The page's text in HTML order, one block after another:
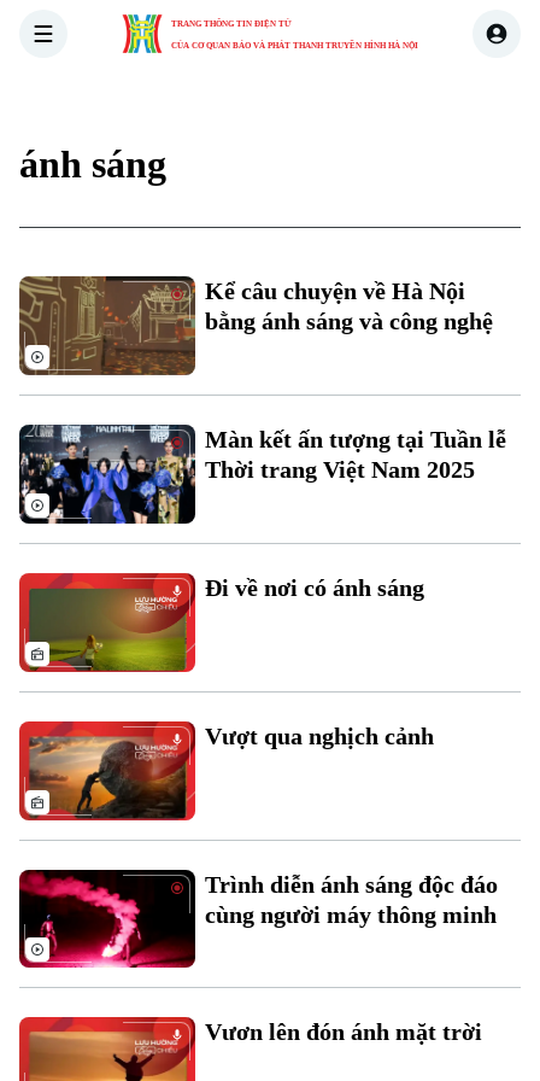
TRANG THÔNG TIN ĐIỆN TỬ
CỦA CƠ QUAN BÁO VÀ PHÁT THANH TRUYỀN HÌNH HÀ NỘI
Xu hướng
Chuyên mục
Thời sự
Hà Nội
Chính trị
Nhịp sống Hà Nội
ánh sáng
Kể câu chuyện về Hà Nội
bằng ánh sáng và công nghệ
Màn kết ấn tượng tại Tuần lễ
Thời trang Việt Nam 2025
Đi về nơi có ánh sáng
Vượt qua nghịch cảnh
Trình diễn ánh sáng độc đáo
cùng người máy thông minh
Vươn lên đón ánh mặt trời